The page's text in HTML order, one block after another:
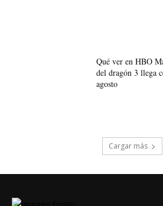
Qué ver en HBO
del dragón 3 llega
agosto
Cargar más